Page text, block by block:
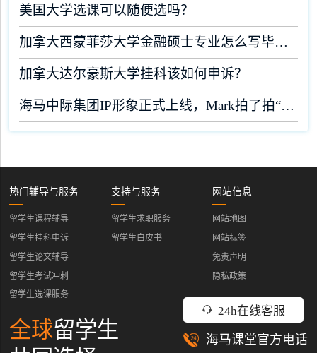
美国大学选课可以随便选吗？
加拿大西蒙菲莎大学金融硕士专业怎么写毕业论文？
加拿大达尔豪斯大学挂科该如何申诉？
海马中际集团IP形象正式上线，Mark拍了拍“你”！
24h在线客服
海马课堂官方电话
热门辅导与服务
留学生课程辅导
留学生挂科申诉
留学生论文辅导
留学生考试冲刺
留学生选课服务
支持与服务
留学生求职服务
留学生白皮书
网站信息
网站地图
网站标签
免责声明
隐私政策
全球留学生